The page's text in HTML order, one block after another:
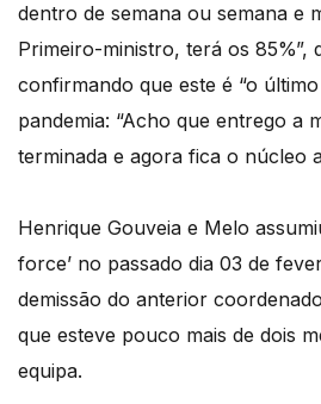
dentro de semana ou semana e
Primeiro-ministro, terá os 85%”,
confirmando que este é “o último
pandemia: “Acho que entrego a
terminada e agora fica o núcleo
Henrique Gouveia e Melo
force’ no passado dia 03 de
demissão do anterior
que esteve pouco mais de dois
equipa.